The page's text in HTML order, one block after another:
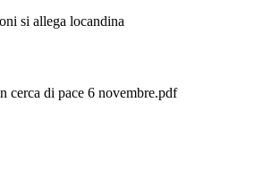
si allega locandina
cerca di pace 6 novembre.pdf